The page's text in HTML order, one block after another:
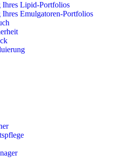
Ihres Lipid-Portfolios
Emulgatoren-Portfolios